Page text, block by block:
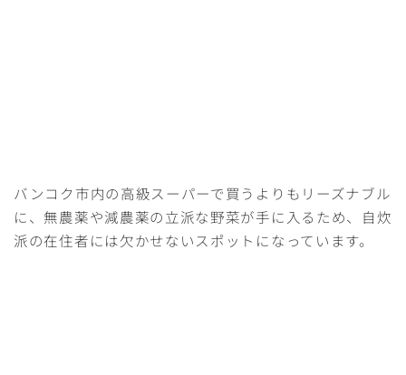
バンコク市内の高級スーパーで買うよりもリーズナブル
に、無農薬や減農薬の立派な野菜が手に入るため、自炊
派の在住者には欠かせないスポットになっています。